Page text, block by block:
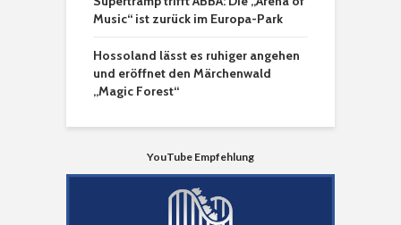
Music“ ist zurück im Europa-Park
Hossoland lässt es ruhiger angehen
und eröffnet den Märchenwald
„Magic Forest“
YouTube Empfehlung